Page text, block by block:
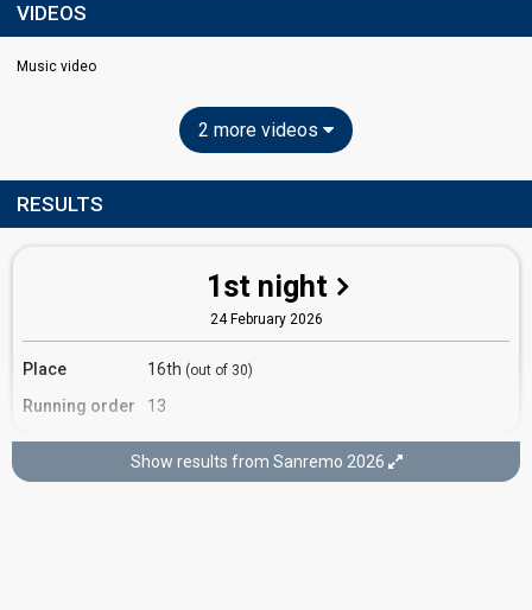
VIDEOS
Music video
2 more videos
RESULTS
1st night
24 February 2026
Place 16th (out of 30)
Running order 13
2nd night
Show results from Sanremo 2026